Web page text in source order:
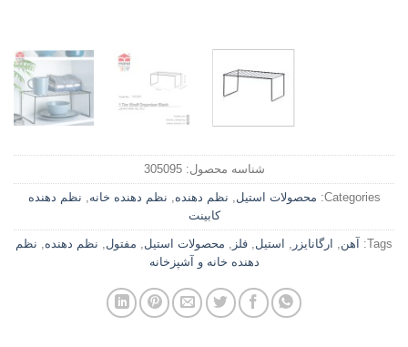
شناسه محصول:305095
Categories: محصولات استیل نظم دهنده نظم دهنده خانه
نظم دهنده
کابینت
Tags: آهن ارگانایزر استیل فلز محصولات استیل مفتول نظم دهنده
نظم
دهنده خانه و آشپزخانه